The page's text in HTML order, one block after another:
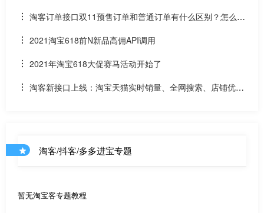
况和API调用说明
淘客订单接口双11预售订单和普通订单有什么区别？怎么区
分是淘客双11预售订单是否已付尾款？预售中支付了定金的宝
贝该如何计算佣金
2021淘宝618前N新品高佣API调用
2021年淘宝618大促赛马活动开始了
淘客新接口上线：淘宝天猫实时销量、全网搜索、店铺优惠
淘客/抖客/多多进宝专题
暂无淘宝客专题教程